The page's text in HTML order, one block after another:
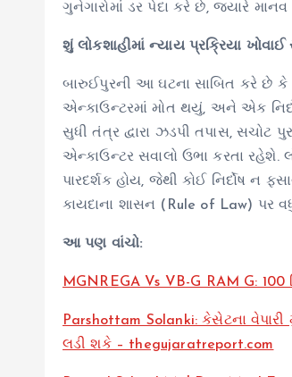
ગુનેગારોમાં ડર પેદા કરે છે, જ્યારે
શું લોકશાહીમાં ન્યાય પ્રક્રિયા ખોવાઈ
બારુઈપુરની આ ઘટના સાબિત કરે છે કે
એન્કાઉન્ટરમાં મોત થયું, અને એક
સુધી તંત્ર દ્વારા ઝડપી તપાસ, સચોટ
એન્કાઉન્ટર સવાલો ઉભા કરતા
પારદર્શક હોય, જેથી કોઈ નિર્દોષ
કાયદાના શાસન (Rule of Law) પર
આ પણ વાંચો:
MGNREGA Vs VB-G RAM G:
Parshottam Solanki: કેસેટના
લડી શકે – thegujaratreport.com